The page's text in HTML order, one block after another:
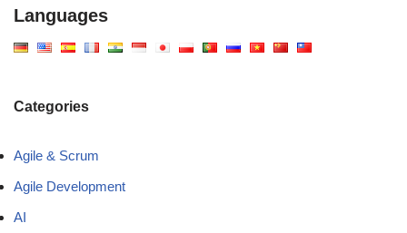
Languages
Categories
Agile & Scrum
Agile Development
AI